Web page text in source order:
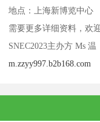
地点：上海新博览中心
需要更多详细资料，欢
SNEC2023主办方 Ms
m.zzyy997.b2b168.com